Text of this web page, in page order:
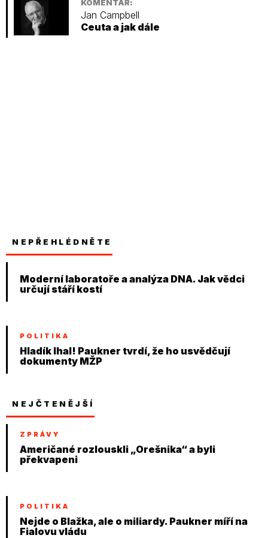
KOMENTÁŘ:
Jan Campbell
Ceuta a jak dále
NEPŘEHLÉDNĚTE
Moderní laboratoře a analýza DNA. Jak vědci
určují stáří kostí
POLITIKA
Hladík lhal! Paukner tvrdí, že ho usvědčují
dokumenty MŽP
NEJČTENĚJŠÍ
ZPRÁVY
Američané rozlouskli „Orešnika“ a byli
překvapeni
POLITIKA
Nejde o Blažka, ale o miliardy. Paukner míří na
Fialovu vládu